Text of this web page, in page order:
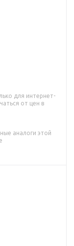
для интернет-
от цен в
аналоги этой